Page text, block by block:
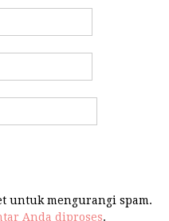
untuk mengurangi spam.
Anda diproses.